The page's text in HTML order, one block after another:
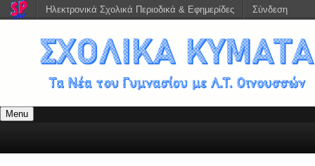
Menu
Ηλεκτρονικά Σχολικά Περιοδικά & Εφημερίδες Σύνδεση